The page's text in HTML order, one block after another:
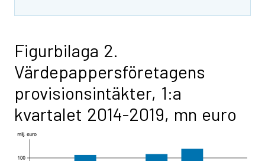
Figurbilaga 2.
Värdepappersföretagens
provisionsintäkter, 1:a
kvartalet 2014-2019, mn euro